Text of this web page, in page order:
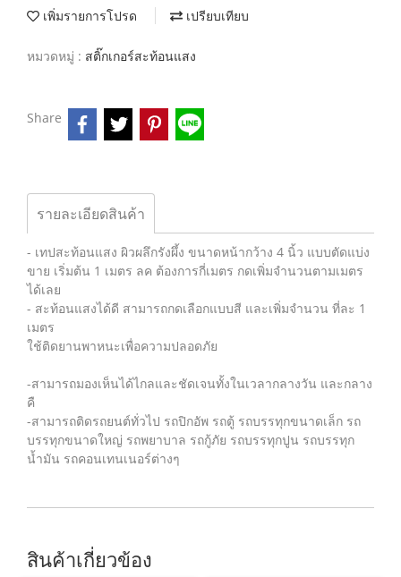
เพิ่มรายการโปรด เปรียบเทียบ
หมวดหมู่ : สติ๊กเกอร์สะท้อนแสง
Share
รายละเอียดสินค้า
- เทปสะท้อนแสง ผิวผลึกรังผึ้ง ขนาดหน้ากว้าง 4 นิ้ว แบบตัดแบ่ง
ขาย เริ่มต้น 1 เมตร ลค ต้องการกี่เมตร กดเพิ่มจำนวนตามเมตร
ได้เลย
- สะท้อนแสงได้ดี สามารถกดเลือกแบบสี และเพิ่มจำนวน ที่ละ 1
เมตร
ใช้ติดยานพาหนะเพื่อความปลอดภัย
-สามารถมองเห็นได้ไกลและชัดเจนทั้งในเวลากลางวัน และกลาง
คื
-สามารถติดรถยนต์ทั่วไป รถปิกอัพ รถตู้ รถบรรทุกขนาดเล็ก รถ
บรรทุกขนาดใหญ่ รถพยาบาล รถกู้ภัย รถบรรทุกปูน รถบรรทุก
น้ำมัน รถคอนเทนเนอร์ต่างๆ
สินค้าเกี่ยวข้อง